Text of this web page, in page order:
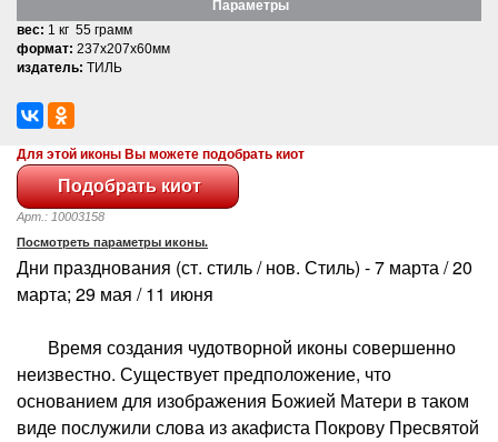
Параметры
вес: 1 кг 55 грамм
формат: 237x207x60мм
издатель: ТИЛЬ
Для этой иконы Вы можете подобрать киот
Арт.: 10003158
Посмотреть параметры иконы.
Дни празднования (ст. стиль / нов. Стиль) - 7 марта / 20
марта; 29 мая / 11 июня
Время создания чудотворной иконы совершенно
неизвестно. Существует предположение, что
основанием для изображения Божией Матери в таком
виде послужили слова из акафиста Покрову Пресвятой